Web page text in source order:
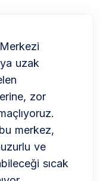
uzak
zor
merkez,
ve
sıcak